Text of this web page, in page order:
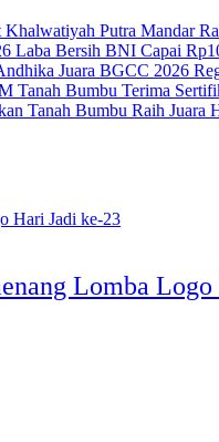
Putra Mandar
Laba Bersih BNI Capai
Juara BGCC 2026
Tanah Bumbu Terima
Tanah Bumbu Raih Juara
Lomba